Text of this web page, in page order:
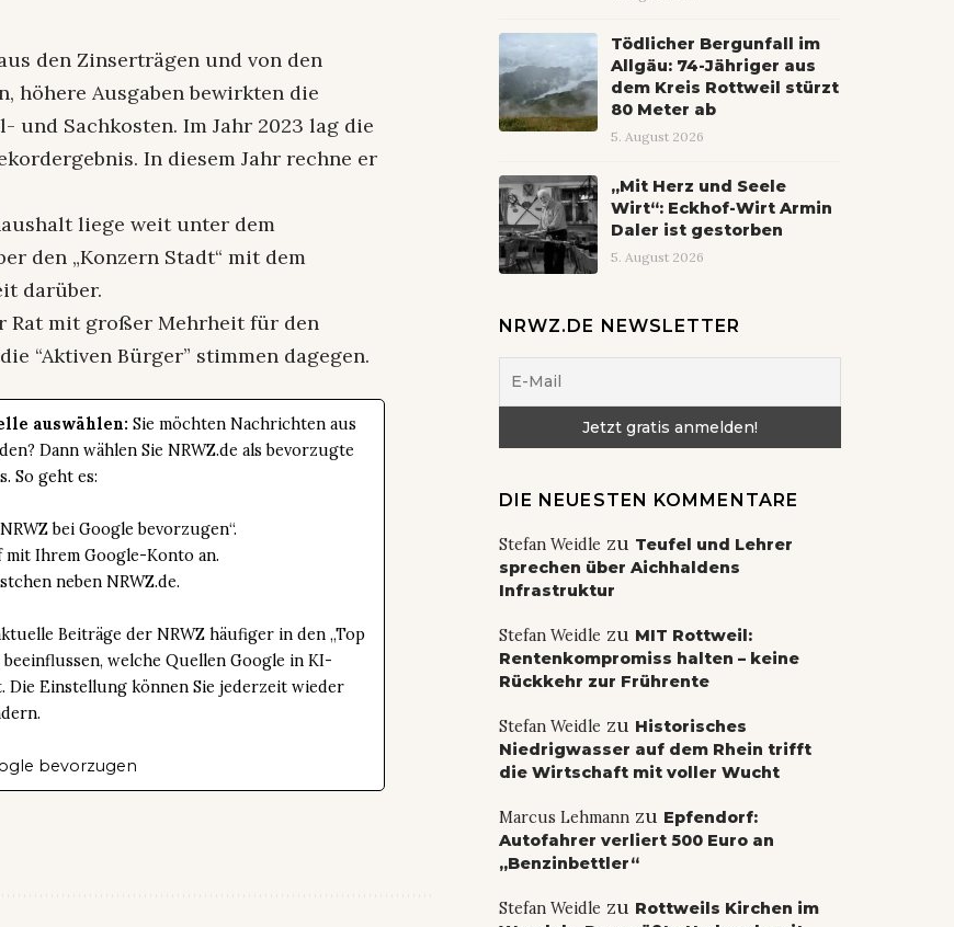
den Zinserträgen und von den
höhere Ausgaben bewirkten die
und Sachkosten. Im Jahr 2023 lag die
In diesem Jahr rechne er
liege weit unter dem
den „Konzern Stadt“ mit dem
darüber.
Rat mit großer Mehrheit für den
“Aktiven Bürger” stimmen dagegen.
auswählen: Sie möchten Nachrichten aus
Dann wählen Sie NRWZ.de als bevorzugte
So geht es:
bei Google bevorzugen“.
mit Ihrem Google-Konto an.
neben NRWZ.de.
Beiträge der NRWZ häufiger in den „Top
welche Quellen Google in KI-
Einstellung können Sie jederzeit wieder
bevorzugen
Tödlicher Bergunfall im
Allgäu: 74-Jähriger aus
dem Kreis Rottweil stürzt
80 Meter ab
5. August 2026
„Mit Herz und Seele
Wirt“: Eckhof-Wirt Armin
Daler ist gestorben
5. August 2026
NRWZ.DE NEWSLETTER
DIE NEUESTEN KOMMENTARE
Stefan Weidle zu Teufel und Lehrer
sprechen über Aichhaldens
Infrastruktur
Stefan Weidle zu MIT Rottweil:
Rentenkompromiss halten – keine
Rückkehr zur Frührente
Stefan Weidle zu Historisches
Niedrigwasser auf dem Rhein trifft
die Wirtschaft mit voller Wucht
Marcus Lehmannzu Epfendorf:
Autofahrer verliert 500 Euro an
„Benzinbettler“
Stefan Weidle zu Rottweils Kirchen im